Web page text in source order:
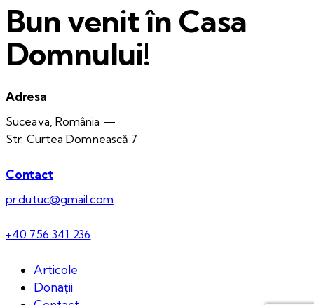
Bun venit în Casa
Domnului!
Adresa
Suceava, România —
Str. Curtea Domnească 7
Contact
pr.dutuc@gmail.com
+40 756 341 236
Articole
Donații